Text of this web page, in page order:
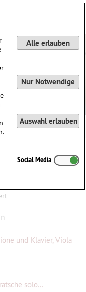
und Klavier, Viola
solo...
Alle erlauben
Nur Notwendige
Auswahl erlauben
Social Media